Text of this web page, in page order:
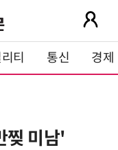
티 통신 경제
찢 미남'